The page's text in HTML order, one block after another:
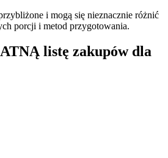
i mogą się nieznacznie różnić
porcji i metod przygotowania.
listę zakupów dla